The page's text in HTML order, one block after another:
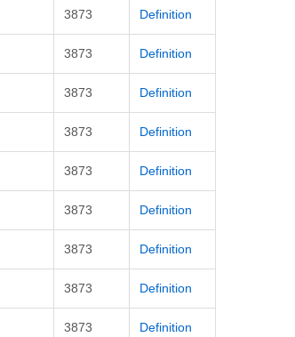
3873 Definition
3873 Definition
3873 Definition
3873 Definition
3873 Definition
3873 Definition
3873 Definition
3873 Definition
3873 Definition